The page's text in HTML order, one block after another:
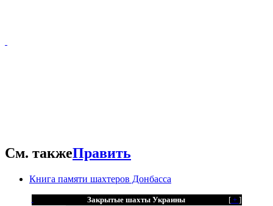
См. такжеПравить
Книга памяти шахтеров Донбасса
[+ ]
Закрытые шахты Украины